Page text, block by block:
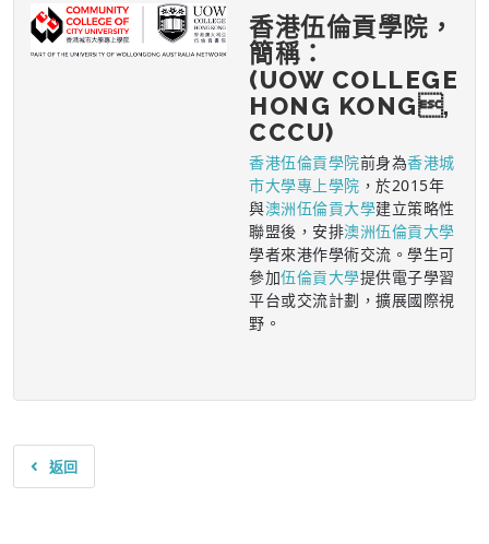
香港伍倫貢學院，
簡稱：
(UOW COLLEGE
HONG KONG,
CCCU)
香港伍倫貢學院前身為香港城
市大學專上學院 ，於2015年
與澳洲伍倫貢大學建立策略性
聯盟後，安排澳洲伍倫貢大學
學者來港作學術交流。學生可
參加伍倫貢大學提供電子學習
平台或交流計劃，擴展國際視
野。
返回